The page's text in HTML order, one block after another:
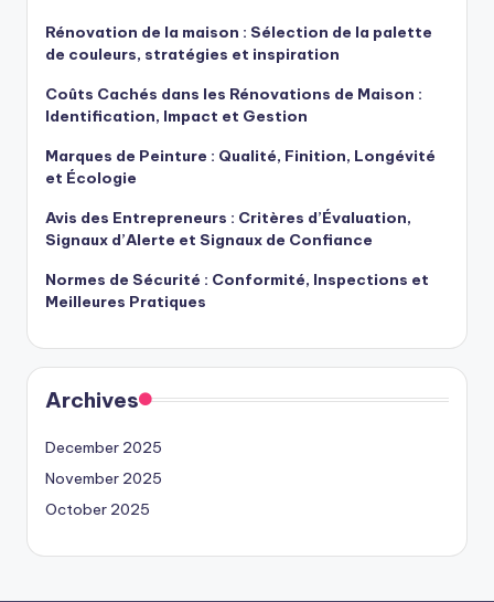
Rénovation de la maison : Sélection de la palette
de couleurs, stratégies et inspiration
Coûts Cachés dans les Rénovations de Maison :
Identification, Impact et Gestion
Marques de Peinture : Qualité, Finition, Longévité
et Écologie
Avis des Entrepreneurs : Critères d’Évaluation,
Signaux d’Alerte et Signaux de Confiance
Normes de Sécurité : Conformité, Inspections et
Meilleures Pratiques
Archives
December 2025
November 2025
October 2025